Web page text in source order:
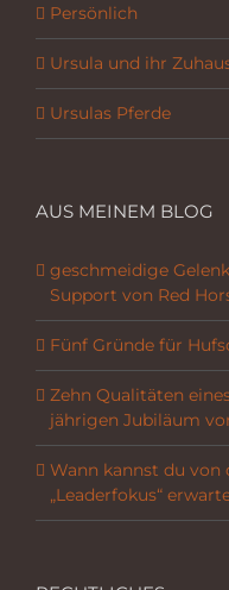
Persönlich
Ursula und ihr
Ursulas Pferde
AUS MEINEM BLOG
geschmeidige
Support von Red
Fünf Gründe für
Zehn Qualitäten
jährigen Jubiläum
Wann kannst du von
„Leaderfokus“